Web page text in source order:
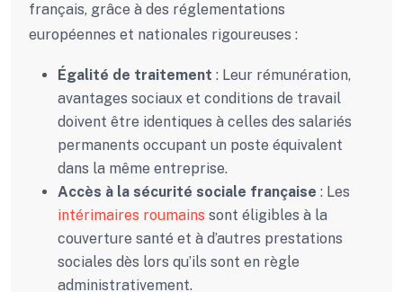
français, grâce à des réglementations
européennes et nationales rigoureuses :
Égalité de traitement : Leur rémunération,
avantages sociaux et conditions de travail
doivent être identiques à celles des salariés
permanents occupant un poste équivalent
dans la même entreprise.
Accès à la sécurité sociale française : Les
intérimaires roumains sont éligibles à la
couverture santé et à d’autres prestations
sociales dès lors qu’ils sont en règle
administrativement.